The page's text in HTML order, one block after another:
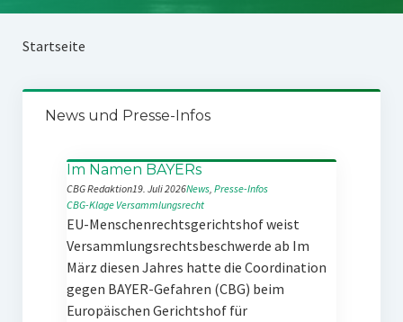
Startseite
News und Presse-Infos
Im Namen BAYERs
CBG Redaktion19. Juli 2026News, Presse-Infos
CBG-Klage Versammlungsrecht
EU-Menschenrechtsgerichtshof weist
Versammlungsrechtsbeschwerde ab Im
März diesen Jahres hatte die Coordination
gegen BAYER-Gefahren (CBG) beim
Europäischen Gerichtshof für